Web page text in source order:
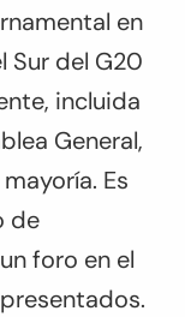
en
Sur del G20
incluida
General,
Es
de
foro en el